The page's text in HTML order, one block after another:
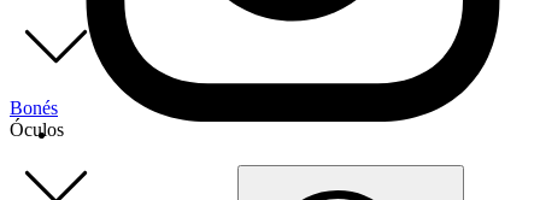
Bonés
Óculos